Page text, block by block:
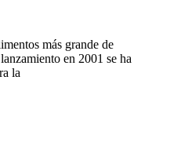
más grande de
en 2001 se ha
la